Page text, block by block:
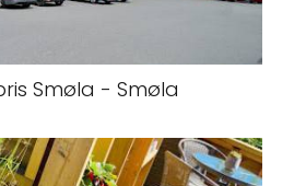
Smøla - Smøla